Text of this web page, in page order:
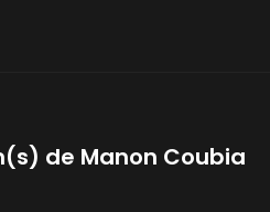
de Manon Coubia